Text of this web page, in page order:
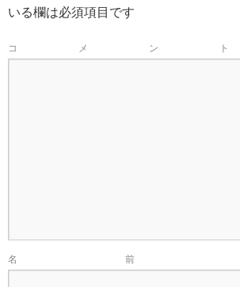
いる欄は必須項目です
コメ
名